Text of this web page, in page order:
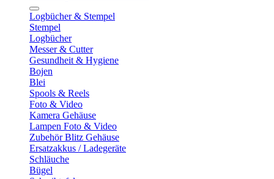
Logbücher & Stempel
Stempel
Logbücher
Messer & Cutter
Gesundheit & Hygiene
Bojen
Blei
Spools & Reels
Foto & Video
Kamera Gehäuse
Lampen Foto & Video
Zubehör Blitz Gehäuse
Ersatzakkus / Ladegeräte
Schläuche
Bügel